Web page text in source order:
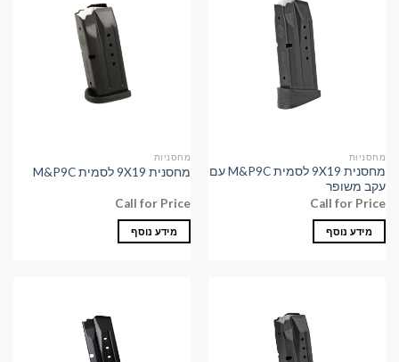
מחסניות
מחסנית 9X19 לסמית M&P9C עם
עקב משופר
Call for Price
מידע נוסף
מחסניות
מחסנית 9X19 לסמית M&P9C
Call for Price
מידע נוסף